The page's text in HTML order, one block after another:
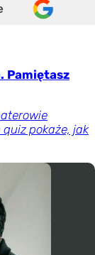
Pamiętasz
pokaże, jak